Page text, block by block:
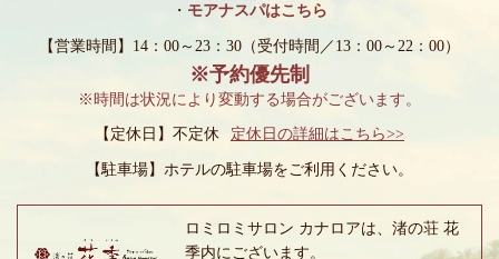
・ モアナスパはこちら
【営業時間】14：00～23：30 （受付時間／13：00～22：00）
※予約優先制
※時間は状況により変動する場合がございます。
【定休日】不定休 定休日の詳細はこちら>>
【駐車場】 ホテルの駐車場をご利用ください。
ロミロミサロン カナロアは、渚の荘 花
季内にございます。